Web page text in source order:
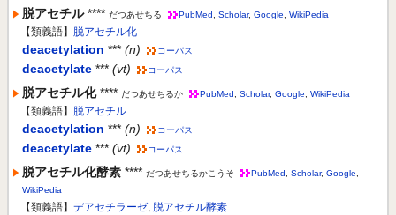
脱アセチル **** だつあせちる PubMed Scholar, Google WikiPedia
【類義語】 脱アセチル化
deacetylation *** (n) コーパス
deacetylate *** (vt) コーパス
脱アセチル化 **** だつあせちるか PubMed Scholar, Google WikiPedia
【類義語】 脱アセチル
deacetylation *** (n) コーパス
deacetylate *** (vt) コーパス
脱アセチル化酵素 **** だつあせちるかこうそ PubMed Scholar, Google
WikiPedia
【類義語】 デアセチラーゼ, 脱アセチル酵素